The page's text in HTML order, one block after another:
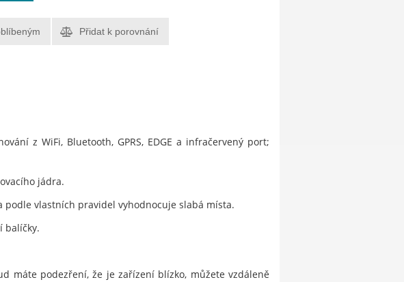
Přidat k porovnání
z WiFi, Bluetooth, GPRS, EDGE a infračervený port;
jádra.
vlastních pravidel vyhodnocuje slabá místa.
balíčky.
máte podezření, že je zařízení blízko, můžete vzdáleně